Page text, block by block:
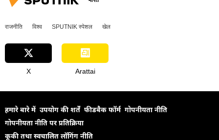
राजनीति विश्व SPUTNIK स्पेशल खेल
X Arattai
हमारे बारे में उपयोग की शर्तें फीडबैक फॉर्म गोपनीयता नीति
गोपनीयता नीति पर प्रतिक्रिया
कूकी तथा स्वचालित लॉगिंग नीति